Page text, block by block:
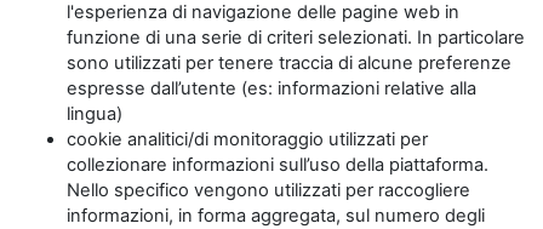
l'esperienza di navigazione delle pagine web in
funzione di una serie di criteri selezionati. In particolare
sono utilizzati per tenere traccia di alcune preferenze
espresse dall’utente (es: informazioni relative alla
lingua)
cookie analitici/di monitoraggio utilizzati per
collezionare informazioni sull’uso della piattaforma.
Nello specifico vengono utilizzati per raccogliere
informazioni, in forma aggregata, sul numero degli